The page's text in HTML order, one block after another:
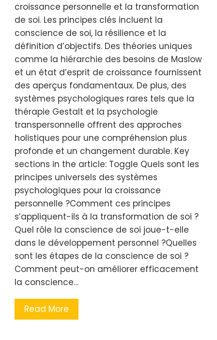
croissance personnelle et la transformation
de soi. Les principes clés incluent la
conscience de soi, la résilience et la
définition d’objectifs. Des théories uniques
comme la hiérarchie des besoins de Maslow
et un état d’esprit de croissance fournissent
des aperçus fondamentaux. De plus, des
systèmes psychologiques rares tels que la
thérapie Gestalt et la psychologie
transpersonnelle offrent des approches
holistiques pour une compréhension plus
profonde et un changement durable. Key
sections in the article: Toggle Quels sont les
principes universels des systèmes
psychologiques pour la croissance
personnelle ?Comment ces principes
s’appliquent-ils à la transformation de soi ?
Quel rôle la conscience de soi joue-t-elle
dans le développement personnel ?Quelles
sont les étapes de la conscience de soi ?
Comment peut-on améliorer efficacement
la conscience…
Read More